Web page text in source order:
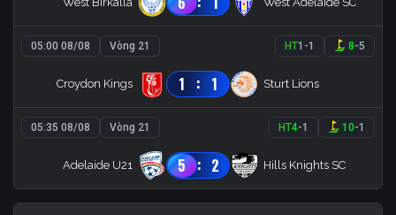
05:00 08/08 Vòng 21 HT1 -1 8-5
Croydon Kings 1 : 1 Sturt Lions
05:35 08/08 Vòng 21 HT4-1 10-1
Adelaide U21 5 : 2 Hills Knights SC